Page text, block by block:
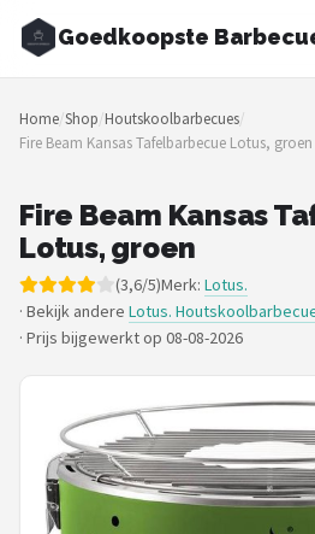
Goedkoopste
Zoeken
NAVIGATIE
Merken
Blog
Recepten
Goedkoopste BBQ's
Gasbarbecues
Houtskoolbarbecues
Home/Shop/Houtskoolbarbecues/
Fire Beam Kansas Tafelbarbecue Lotus, groen
Fire Beam Kansas
Lotus, groen
(3,6/5)Merk: Lotus.
· Bekijk andere Lotus.
· Prijs bijgewerkt op 08-08-2026